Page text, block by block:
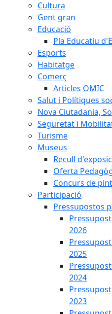
Cultura
Gent gran
Educació
Pla Educatiu
Esports
Habitatge
Comerç
Articles OMIC
Salut i Polítiques
Nova Ciutadania,
Seguretat i
Turisme
Museus
Recull
Oferta
Concurs de
Participació
Pressupostos
2026
2025
2024
2023